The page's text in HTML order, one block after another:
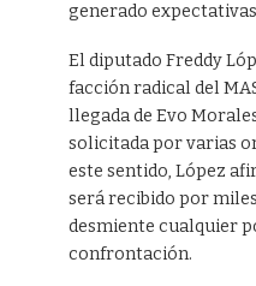
generado
El diputado Freddy
facción radical del
llegada de Evo
solicitada por varias
este sentido, López
será recibido por
desmiente cualquier
confrontación.